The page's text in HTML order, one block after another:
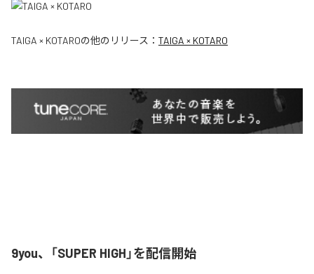
TAIGA × KOTAROの他のリリース： TAIGA × KOTARO
9you、「SUPER HIGH」を配信開始